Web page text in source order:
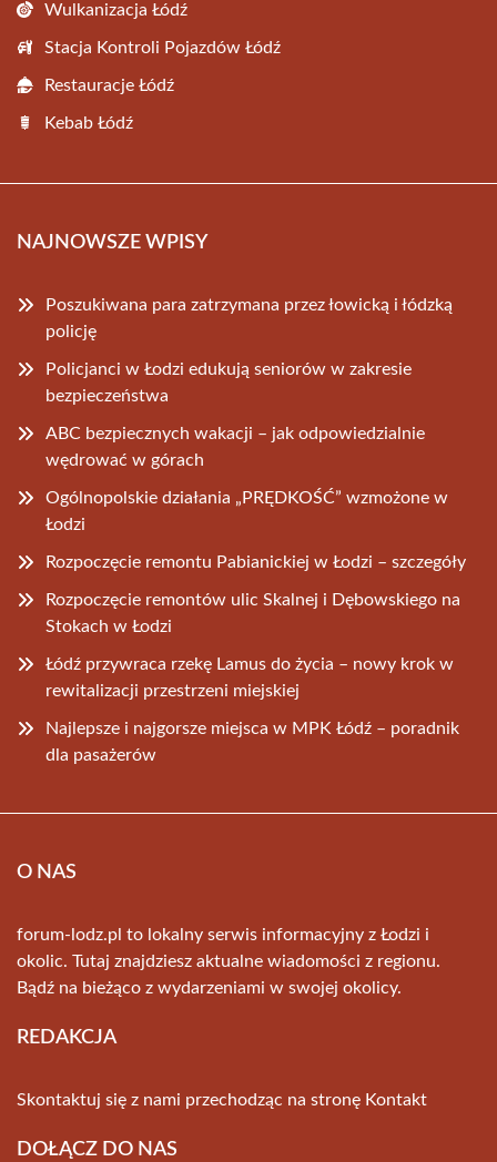
Wulkanizacja Łódź
Stacja Kontroli Pojazdów Łódź
Restauracje Łódź
Kebab Łódź
NAJNOWSZE WPISY
Poszukiwana para zatrzymana przez łowicką i łódzką
policję
Policjanci w Łodzi edukują seniorów w zakresie
bezpieczeństwa
ABC bezpiecznych wakacji – jak odpowiedzialnie
wędrować w górach
Ogólnopolskie działania „PRĘDKOŚĆ” wzmożone w
Łodzi
Rozpoczęcie remontu Pabianickiej w Łodzi – szczegóły
Rozpoczęcie remontów ulic Skalnej i Dębowskiego na
Stokach w Łodzi
Łódź przywraca rzekę Lamus do życia – nowy krok w
rewitalizacji przestrzeni miejskiej
Najlepsze i najgorsze miejsca w MPK Łódź – poradnik
dla pasażerów
O NAS
forum-lodz.pl to lokalny serwis informacyjny z Łodzi i
okolic. Tutaj znajdziesz aktualne wiadomości z regionu.
Bądź na bieżąco z wydarzeniami w swojej okolicy.
REDAKCJA
Skontaktuj się z nami przechodząc na stronę Kontakt
DOŁĄCZ DO NAS